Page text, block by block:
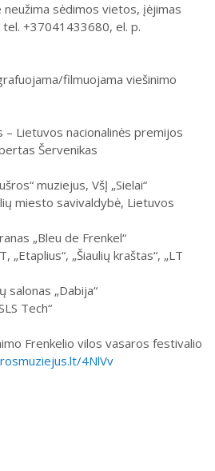
neužima sėdimos vietos, įėjimas
+37041433680, el. p.
filmuojama viešinimo
– Lietuvos nacionalinės premijos
Šervenikas
muziejus, VšĮ „Sielai“
miesto savivaldybė, Lietuvos
„Bleu de Frenkel“
„Etaplius“, „Šiaulių kraštas“, „LT
salonas „Dabija“
Tech“
Frenkelio vilos vasaros festivalio
4NlVv